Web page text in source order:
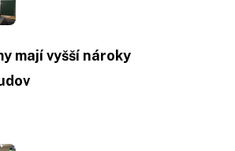
mají vyšší nároky